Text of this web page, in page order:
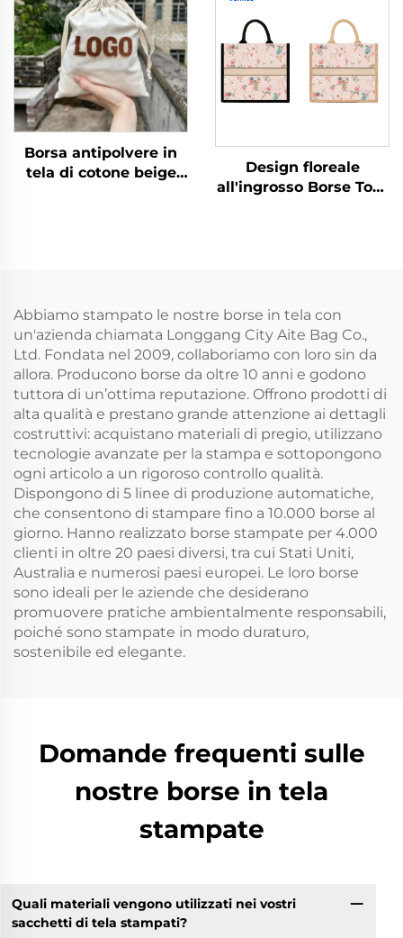
personalizzabile per
promozioni con motivo
a lettere
Borsa antipolvere in
tela di cotone beige
all'aperto
Design floreale
all'ingrosso Borse Tote
regalo
Abbiamo stampato le nostre borse in tela con
un'azienda chiamata Longgang City Aite Bag Co.,
Ltd. Fondata nel 2009, collaboriamo con loro sin da
allora. Producono borse da oltre 10 anni e godono
tuttora di un’ottima reputazione. Offrono prodotti di
alta qualità e prestano grande attenzione ai dettagli
costruttivi: acquistano materiali di pregio, utilizzano
tecnologie avanzate per la stampa e sottopongono
ogni articolo a un rigoroso controllo qualità.
Dispongono di 5 linee di produzione automatiche,
che consentono di stampare fino a 10.000 borse al
giorno. Hanno realizzato borse stampate per 4.000
clienti in oltre 20 paesi diversi, tra cui Stati Uniti,
Australia e numerosi paesi europei. Le loro borse
sono ideali per le aziende che desiderano
promuovere pratiche ambientalmente responsabili,
poiché sono stampate in modo duraturo,
sostenibile ed elegante.
Domande frequenti sulle
nostre borse in tela
stampate
Quali materiali vengono utilizzati nei vostri
sacchetti di tela stampati?